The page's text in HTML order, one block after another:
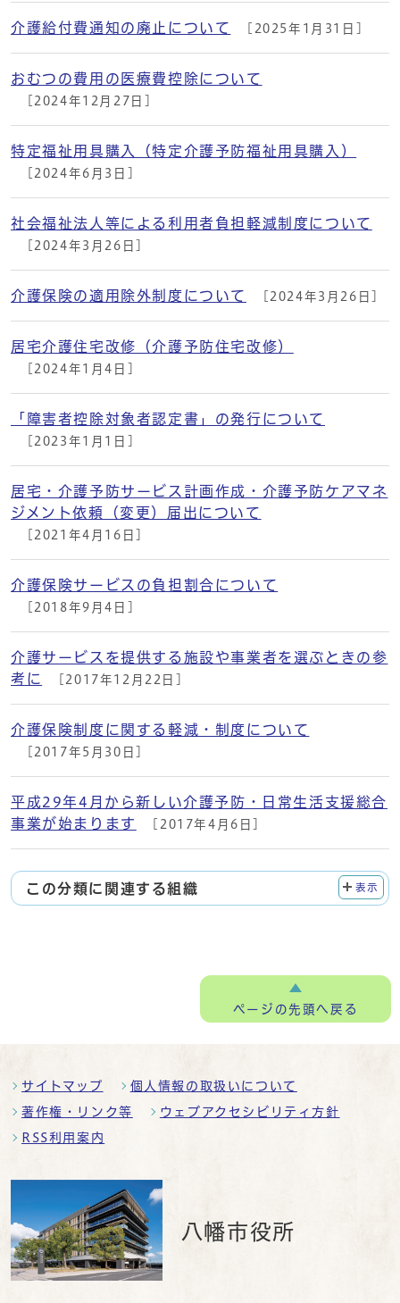
介護給付費通知の廃止について [2025年1月31日]
おむつの費用の医療費控除について
[2024年12月27日]
特定福祉用具購入（特定介護予防福祉用具購入）
[2024年6月3日]
社会福祉法人等による利用者負担軽減制度について
[2024年3月26日]
介護保険の適用除外制度について [2024年3月26日]
居宅介護住宅改修（介護予防住宅改修）
[2024年1月4日]
「障害者控除対象者認定書」の発行について
[2023年1月1日]
居宅・介護予防サービス計画作成・介護予防ケアマネ
ジメント依頼（変更）届出について
[2021年4月16日]
介護保険サービスの負担割合について
[2018年9月4日]
介護サービスを提供する施設や事業者を選ぶときの参
考に
[2017年12月22日]
介護保険制度に関する軽減・制度について
[2017年5月30日]
平成29年4月から新しい介護予防・日常生活支援総合
事業が始まります
[2017年4月6日]
この分類に関連する組織 表示
ページの先頭へ戻る
サイトマップ 個人情報の取扱いについて
著作権・リンク等 ウェブアクセシビリティ方針
RSS利用案内
八幡市役所